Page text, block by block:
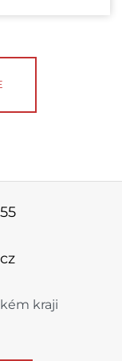
kraji